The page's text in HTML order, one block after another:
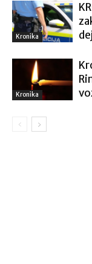
Kronika
Kronika